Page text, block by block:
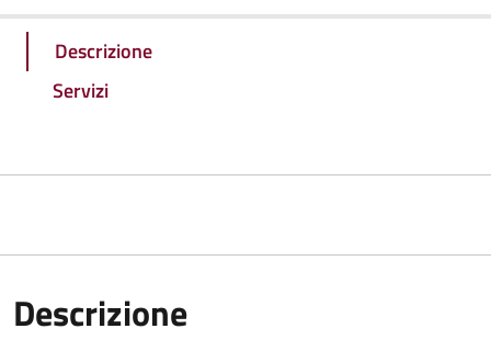
Descrizione
Servizi
Descrizione